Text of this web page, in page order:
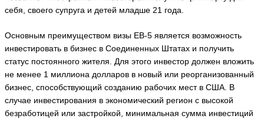
себя, своего супруга и детей младше 21 года.
Основным преимуществом визы EB-5 является возможность
инвестировать в бизнес в Соединенных Штатах и получить
статус постоянного жителя. Для этого инвестор должен вложить
не менее 1 миллиона долларов в новый или реорганизованный
бизнес, способствующий созданию рабочих мест в США. В
случае инвестирования в экономический регион с высокой
безработицей или застройкой, минимальная сумма инвестиций